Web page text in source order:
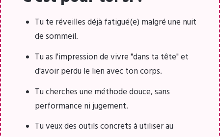
Tu te réveilles déjà fatigué(e) malgré une nuit
de sommeil.
Tu as l'impression de vivre "dans ta tête" et
d'avoir perdu le lien avec ton corps.
Tu cherches une méthode douce, sans
performance ni jugement.
Tu veux des outils concrets à utiliser au